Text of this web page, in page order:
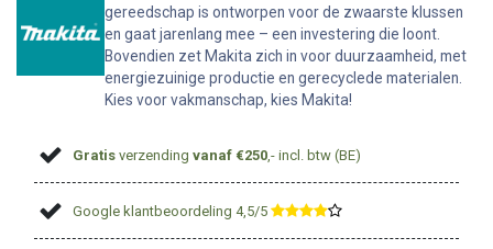
gereedschap is ontworpen voor de zwaarste klussen
en gaat jarenlang mee – een investering die loont.
Bovendien zet Makita zich in voor duurzaamheid, met
energiezuinige productie en gerecyclede materialen.
Kies voor vakmanschap, kies Makita!
Gratis verzendingvanaf €250,- incl. btw (BE)
Google klantbeoordeling 4,5/5 ​